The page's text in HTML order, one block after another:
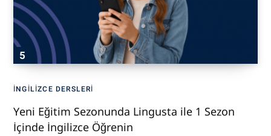
İNGILIZCE DERSLERI
Yeni Eğitim Sezonunda Lingusta ile 1 Sezon
İçinde İngilizce Öğrenin